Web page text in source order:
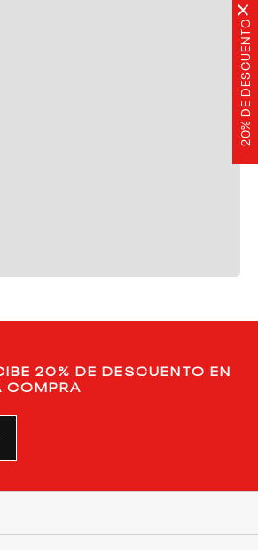
20% DE DESCUENTO
×
20% DE DESCUENTO EN
COMPRA